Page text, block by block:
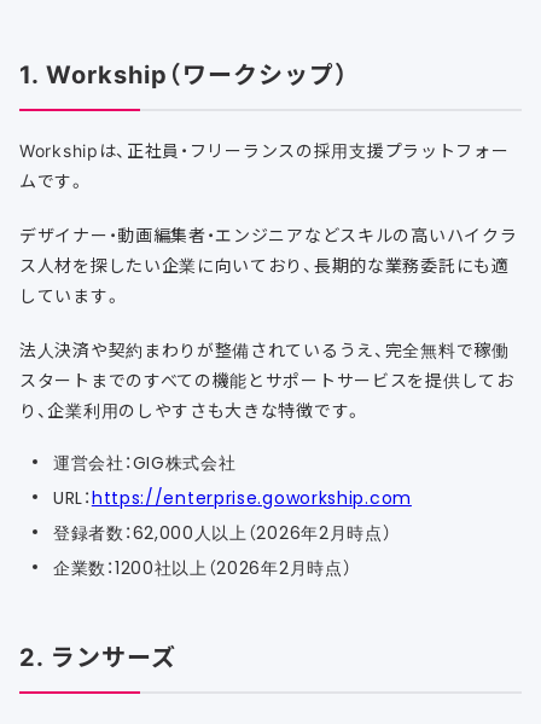
1. Workship（ワークシップ）
Workshipは、正社員・フリーランスの採用支援プラットフォー
ムです。
デザイナー・動画編集者・エンジニアなどスキルの高いハイクラ
ス人材を探したい企業に向いており、長期的な業務委託にも適
しています。
法人決済や契約まわりが整備されているうえ、完全無料で稼働
スタートまでのすべての機能とサポートサービスを提供してお
り、企業利用のしやすさも大きな特徴です。
運営会社：GIG株式会社
URL：https://enterprise.goworkship.com
登録者数：62,000人以上（2026年2月時点）
企業数：1200社以上（2026年2月時点）
2. ランサーズ